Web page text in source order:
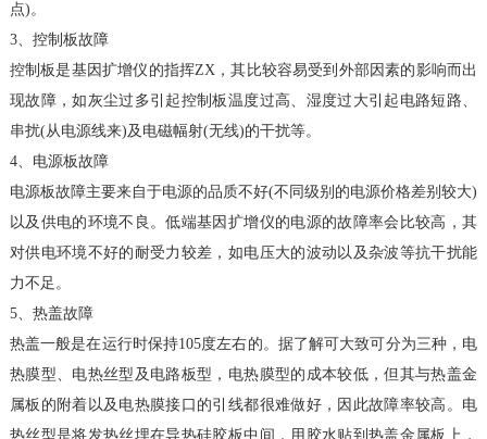
点)。
3、控制板故障
控制板是基因扩增仪的指挥ZX，其比较容易受到外部因素的影响而出
现故障，如灰尘过多引起控制板温度过高、湿度过大引起电路短路、
串扰(从电源线来)及电磁幅射(无线)的干扰等。
4、电源板故障
电源板故障主要来自于电源的品质不好(不同级别的电源价格差别较大)
以及供电的环境不良。低端基因扩增仪的电源的故障率会比较高，其
对供电环境不好的耐受力较差，如电压大的波动以及杂波等抗干扰能
力不足。
5、热盖故障
热盖一般是在运行时保持105度左右的。据了解可大致可分为三种，电
热膜型、电热丝型及电路板型，电热膜型的成本较低，但其与热盖金
属板的附着以及电热膜接口的引线都很难做好，因此故障率较高。电
热丝型是将发热丝埋在导热硅胶板中间，用胶水贴到热盖金属板上，